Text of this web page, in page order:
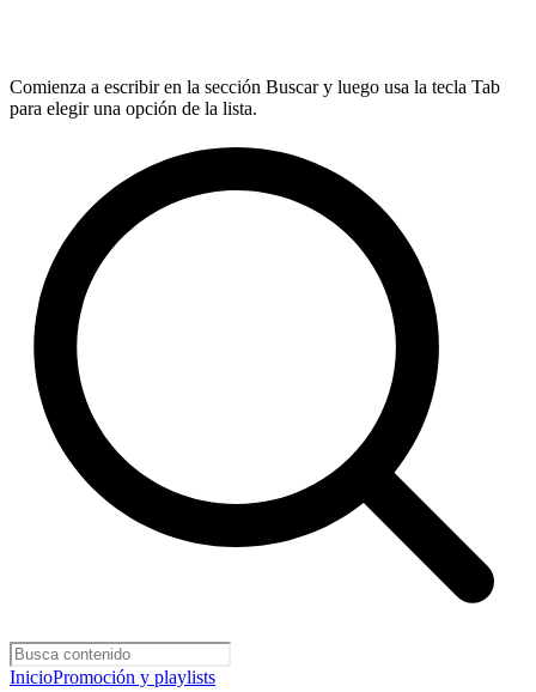
Comienza a escribir en la sección Buscar y luego usa la tecla Tab
para elegir una opción de la lista.
InicioPromoción y playlists